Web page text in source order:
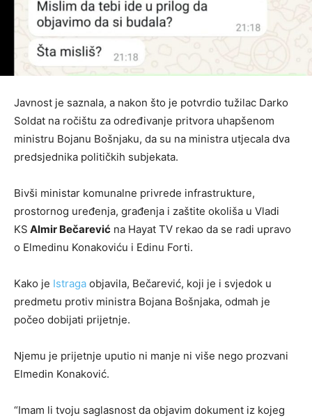
Javnost je saznala, a nakon što je potvrdio tužilac Darko
Soldat na ročištu za određivanje pritvora uhapšenom
ministru Bojanu Bošnjaku, da su na ministra utjecala dva
predsjednika političkih subjekata.
Bivši ministar komunalne privrede infrastrukture,
prostornog uređenja, građenja i zaštite okoliša u Vladi
KS Almir Bečarević na Hayat TV rekao da se radi upravo
o Elmedinu Konakoviću i Edinu Forti.
Kako je Istraga objavila, Bečarević, koji je i svjedok u
predmetu protiv ministra Bojana Bošnjaka, odmah je
počeo dobijati prijetnje.
Njemu je prijetnje uputio ni manje ni više nego prozvani
Elmedin Konaković.
“Imam li tvoju saglasnost da objavim dokument iz kojeg